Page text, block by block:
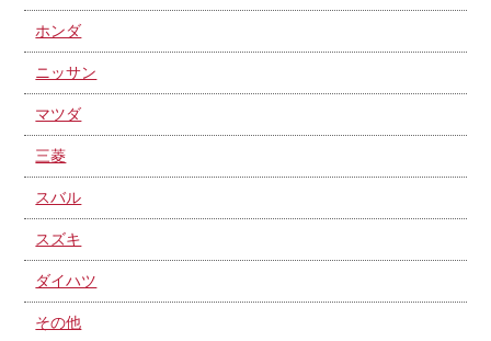
ホンダ
ニッサン
マツダ
三菱
スバル
スズキ
ダイハツ
その他